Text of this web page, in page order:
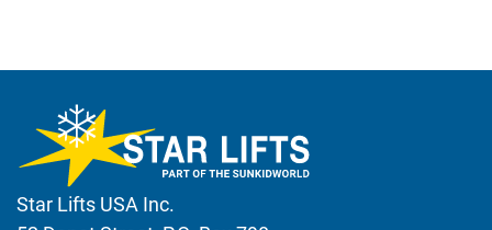
Star Lifts USA Inc.